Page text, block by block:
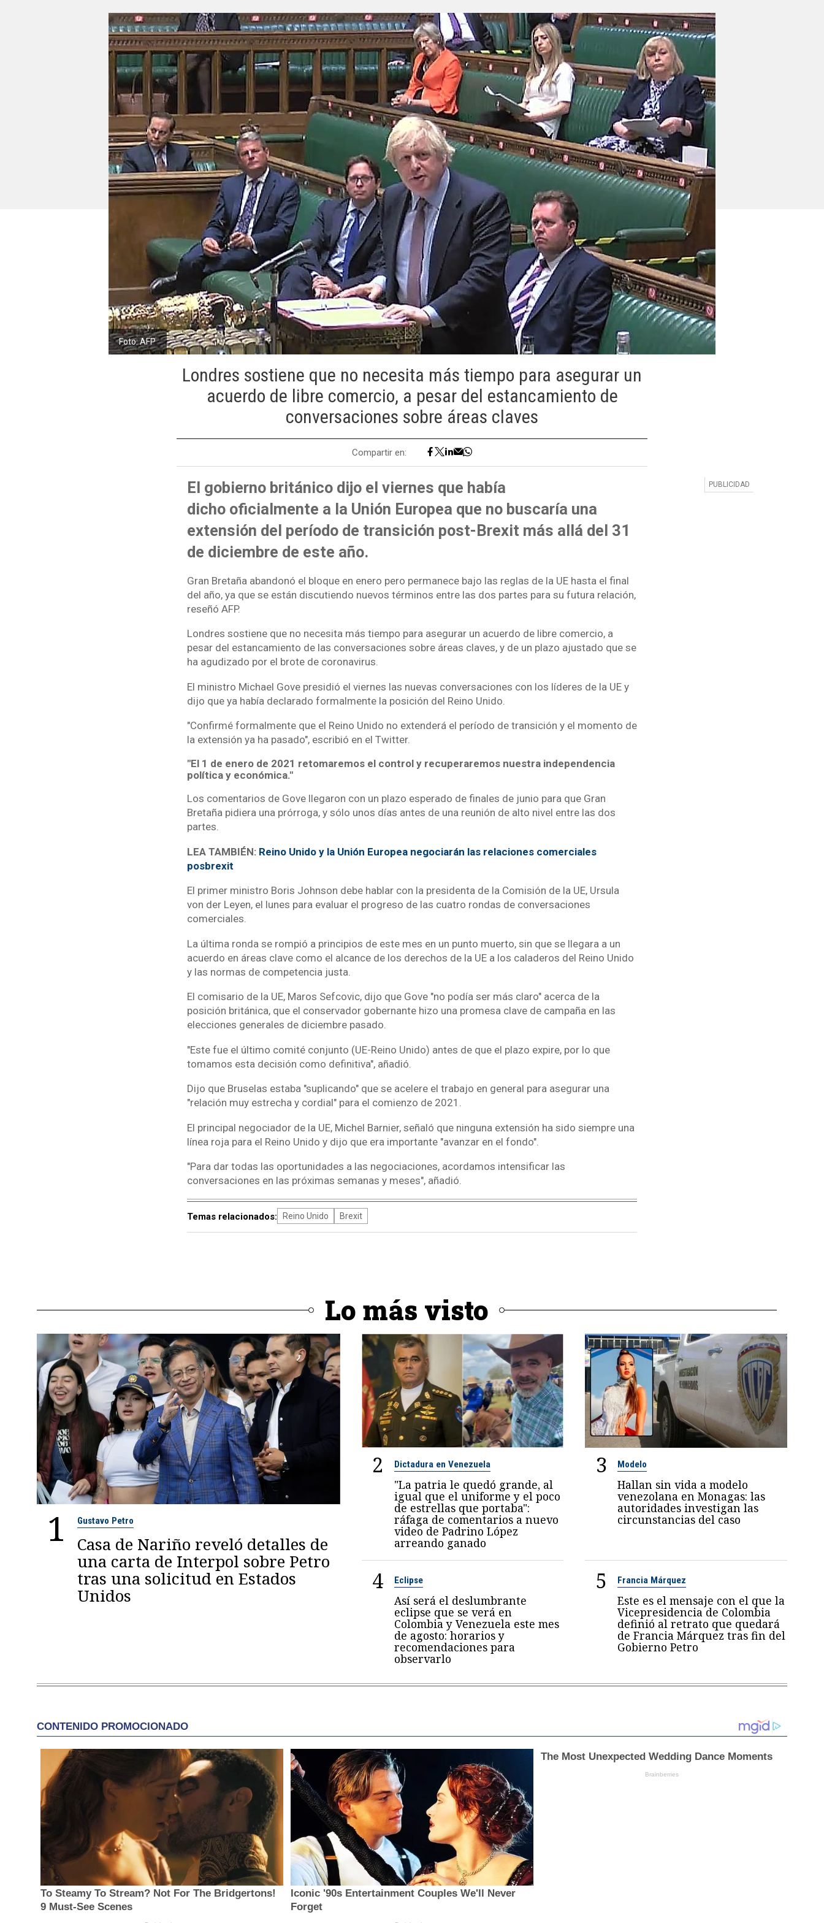
Foto: AFP
Londres sostiene que no necesita más tiempo para asegurar un
acuerdo de libre comercio, a pesar del estancamiento de
conversaciones sobre áreas claves
Compartir en:
El gobierno británico dijo el viernes que había
dicho oficialmente a la Unión Europea que no buscaría una
extensión del período de transición post-Brexit más allá del 31
de diciembre de este año.
Gran Bretaña abandonó el bloque en enero pero permanece bajo las reglas de la UE hasta el final
del año, ya que se están discutiendo nuevos términos entre las dos partes para su futura relación,
reseñó AFP.
Londres sostiene que no necesita más tiempo para asegurar un acuerdo de libre comercio, a
pesar del estancamiento de las conversaciones sobre áreas claves, y de un plazo ajustado que se
ha agudizado por el brote de coronavirus.
El ministro Michael Gove presidió el viernes las nuevas conversaciones con los líderes de la UE y
dijo que ya había declarado formalmente la posición del Reino Unido.
"Confirmé formalmente que el Reino Unido no extenderá el período de transición y el momento de
la extensión ya ha pasado", escribió en el Twitter.
"El 1 de enero de 2021 retomaremos el control y recuperaremos nuestra independencia
política y económica."
Los comentarios de Gove llegaron con un plazo esperado de finales de junio para que Gran
Bretaña pidiera una prórroga, y sólo unos días antes de una reunión de alto nivel entre las dos
partes.
LEA TAMBIÉN: Reino Unido y la Unión Europea negociarán las relaciones comerciales
posbrexit
El primer ministro Boris Johnson debe hablar con la presidenta de la Comisión de la UE, Ursula
von der Leyen, el lunes para evaluar el progreso de las cuatro rondas de conversaciones
comerciales.
La última ronda se rompió a principios de este mes en un punto muerto, sin que se llegara a un
acuerdo en áreas clave como el alcance de los derechos de la UE a los caladeros del Reino Unido
y las normas de competencia justa.
El comisario de la UE, Maros Sefcovic, dijo que Gove "no podía ser más claro" acerca de la
posición británica, que el conservador gobernante hizo una promesa clave de campaña en las
elecciones generales de diciembre pasado.
"Este fue el último comité conjunto (UE-Reino Unido) antes de que el plazo expire, por lo que
tomamos esta decisión como definitiva", añadió.
Dijo que Bruselas estaba "suplicando" que se acelere el trabajo en general para asegurar una
"relación muy estrecha y cordial" para el comienzo de 2021.
El principal negociador de la UE, Michel Barnier, señaló que ninguna extensión ha sido siempre una
línea roja para el Reino Unido y dijo que era importante "avanzar en el fondo".
"Para dar todas las oportunidades a las negociaciones, acordamos intensificar las
conversaciones en las próximas semanas y meses", añadió.
Temas relacionados: Reino Unido Brexit
Lo más visto
1 Gustavo Petro
Casa de Nariño reveló detalles de
una carta de Interpol sobre Petro
tras una solicitud en Estados
Unidos
2 Dictadura en Venezuela
"La patria le quedó grande, al
igual que el uniforme y el poco
de estrellas que portaba":
ráfaga de comentarios a nuevo
video de Padrino López
arreando ganado
3 Modelo
Hallan sin vida a modelo
venezolana en Monagas: las
autoridades investigan las
circunstancias del caso
4 Eclipse
Así será el deslumbrante
eclipse que se verá en
Colombia y Venezuela este mes
de agosto: horarios y
recomendaciones para
observarlo
5 Francia Márquez
Este es el mensaje con el que la
Vicepresidencia de Colombia
definió al retrato que quedará
de Francia Márquez tras fin del
Gobierno Petro